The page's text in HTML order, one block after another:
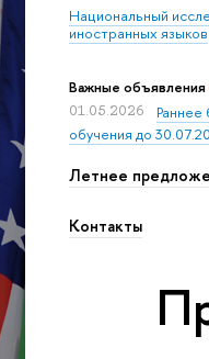
Национальный
иностранных языков
Важные объявления
01.05.2026
обучения до
Летнее
Контакты